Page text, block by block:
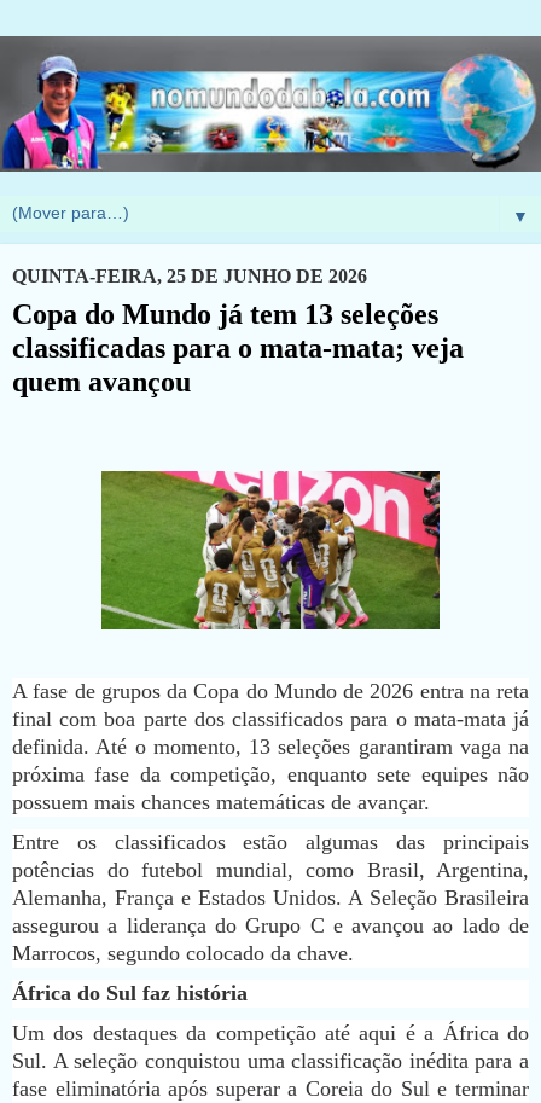
▼
QUINTA-FEIRA, 25 DE JUNHO DE 2026
Copa do Mundo já tem 13 seleções
classificadas para o mata-mata; veja
quem avançou
A fase de grupos da Copa do Mundo de 2026 entra na reta
final com boa parte dos classificados para o mata-mata já
definida. Até o momento, 13 seleções garantiram vaga na
próxima fase da competição, enquanto sete equipes não
possuem mais chances matemáticas de avançar.
Entre os classificados estão algumas das principais
potências do futebol mundial, como Brasil, Argentina,
Alemanha, França e Estados Unidos. A Seleção Brasileira
assegurou a liderança do Grupo C e avançou ao lado de
Marrocos, segundo colocado da chave.
África do Sul faz história
Um dos destaques da competição até aqui é a África do
Sul. A seleção conquistou uma classificação inédita para a
fase eliminatória após superar a Coreia do Sul e terminar